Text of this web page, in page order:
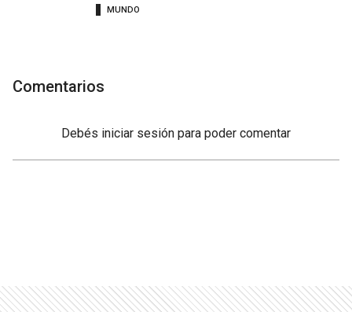
MUNDO
Comentarios
Debés iniciar sesión para poder comentar